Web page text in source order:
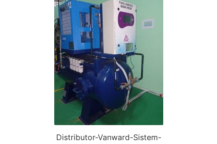
Distributor-Vanward-Sistem-